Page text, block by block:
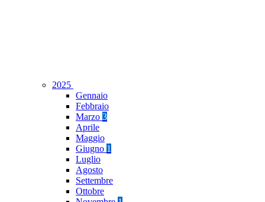
2025
Gennaio
Febbraio
Marzo 3
Aprile
Maggio
Giugno 1
Luglio
Agosto
Settembre
Ottobre